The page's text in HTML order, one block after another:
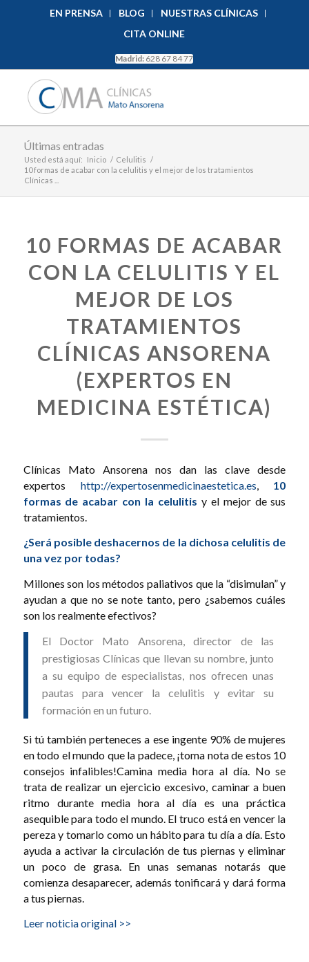
EN PRENSA BLOG
NUESTRAS CLÍNICAS
CITA ONLINE
Madrid: 628 67 84 77
Últimas entradas
Usted está aquí: Inicio / Celulitis /
10 formas de acabar con la celulitis y el mejor de los tratamientos
Clínicas ...
10 FORMAS DE ACABAR
CON LA CELULITIS Y EL
MEJOR DE LOS
TRATAMIENTOS
CLÍNICAS ANSORENA
(EXPERTOS EN
MEDICINA ESTÉTICA)
Clínicas Mato Ansorena nos dan las clave desde
expertos http://expertosenmedicinaestetica.es
10
formas de acabar con la celulitis y el mejor de sus
tratamientos.
¿Será posible deshacernos de la dichosa celulitis de
una vez por todas?
Millones son los métodos paliativos que la “disimulan” y
ayudan a que no se note tanto, pero ¿sabemos cuáles
son los realmente efectivos?
El Doctor Mato Ansorena, director de las
prestigiosas Clínicas que llevan su nombre, junto
a su equipo de especialistas, nos ofrecen unas
pautas para vencer la celulitis y evitar su
formación en un futuro.
Si tú también perteneces a ese ingente 90% de mujeres
en todo el mundo que la padece, ¡toma nota de estos 10
consejos infalibles!Camina media hora al día. No se
trata de realizar un ejercicio excesivo, caminar a buen
ritmo durante media hora al día es una práctica
asequible para todo el mundo. El truco está en vencer la
pereza y tomarlo como un hábito para tu día a día. Esto
ayuda a activar la circulación de tus piernas y eliminar
un poco de grasa. En unas semanas notarás que
comienza desaparecer, además tonificará y dará forma
a tus piernas.
Leer noticia original >>